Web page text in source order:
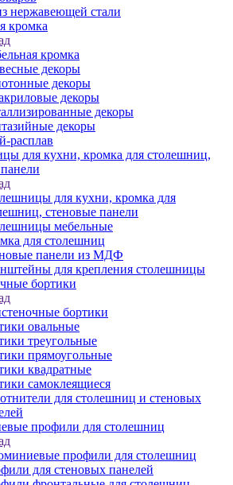
нержавеющей стали
кромка
кромка
декоры
декоры
декоры
декоры
декоры
расплав
для кухни, кромка для столешниц,
для кухни, кромка для
стеновые панели
мебельные
для столешниц
панели из МДФ
для крепления столешницы
бортики
бортики
овальные
треугольные
прямоугольные
квадратные
самоклеящиеся
для столешниц и стеновых
профили для столешниц
профили для столешниц
для стеновых панелей